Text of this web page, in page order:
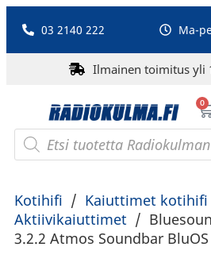
03 2140 222 Ma-
Ilmainen toimitus yli
0
Kotihifi / Kaiuttimet kotihifi
Aktiivikaiuttimet /
3.2.2 Atmos Soundbar